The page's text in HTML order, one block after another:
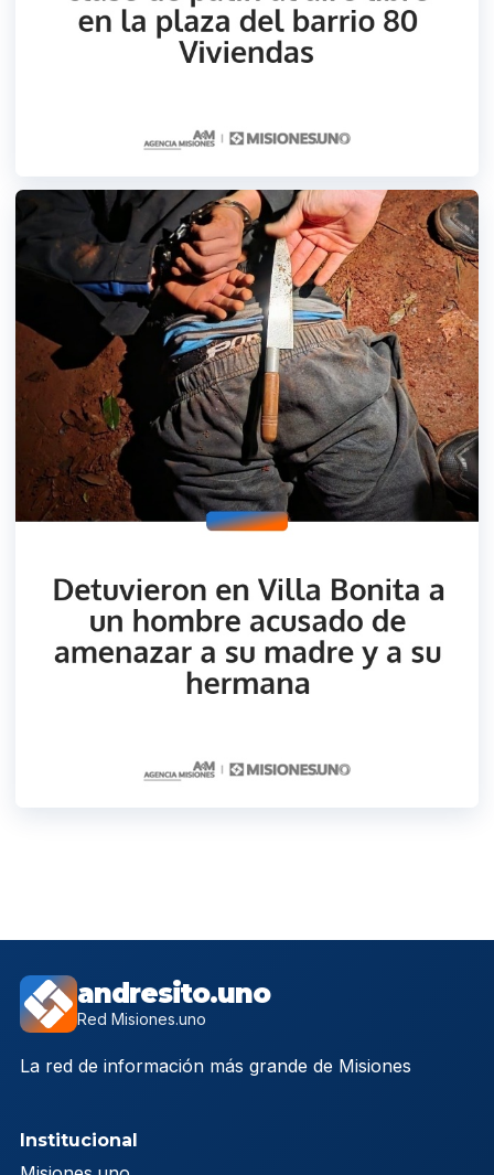
andresito.uno
Red Misiones.uno
La red de información más grande de Misiones
Institucional